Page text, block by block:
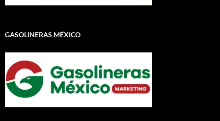
GASOLINERAS MÉXICO